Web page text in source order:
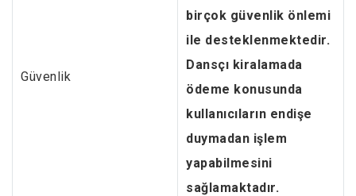
Güvenlik
birçok güvenlik önlemi
ile desteklenmektedir.
Dansçı kiralamada
ödeme konusunda
kullanıcıların endişe
duymadan işlem
yapabilmesini
sağlamaktadır.